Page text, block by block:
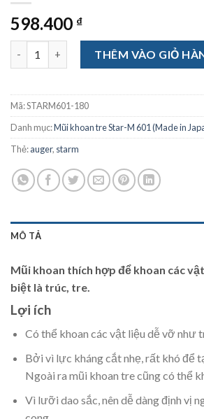
598.400 ₫
Mũi khoan tre Star-M 601 - 18mm số
THÊM VÀO GIỎ
Mã:STARM601-180
Danh mục:Mũi khoan tre Star-M 601 (Made in
Thẻ:auger, starm
MÔ TẢ
Mũi khoan thích hợp để khoan các
biệt là trúc, tre.
Lợi ích
Có thể khoan các vật liệu dễ vỡ như
Bởi vì lực kháng cắt nhẹ, rất khó để
Ngoài ra mũi khoan tre cũng có thể
Vì lưỡi dao sắc, nên dễ dàng định vị